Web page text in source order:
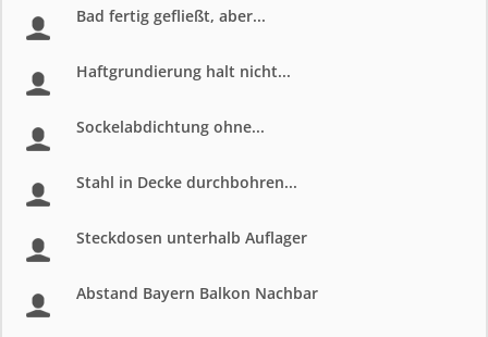
Bad fertig gefließt, aber...
Haftgrundierung halt nicht...
Sockelabdichtung ohne...
Stahl in Decke durchbohren...
Steckdosen unterhalb Auflager
Abstand Bayern Balkon Nachbar